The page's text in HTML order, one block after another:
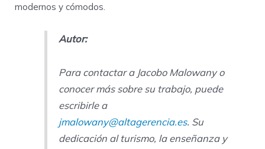
modernos y cómodos.
Autor:
Para contactar a Jacobo Malowany o
conocer más sobre su trabajo, puede
escribirle a
jmalowany@altagerencia.es. Su
dedicación al turismo, la enseñanza y